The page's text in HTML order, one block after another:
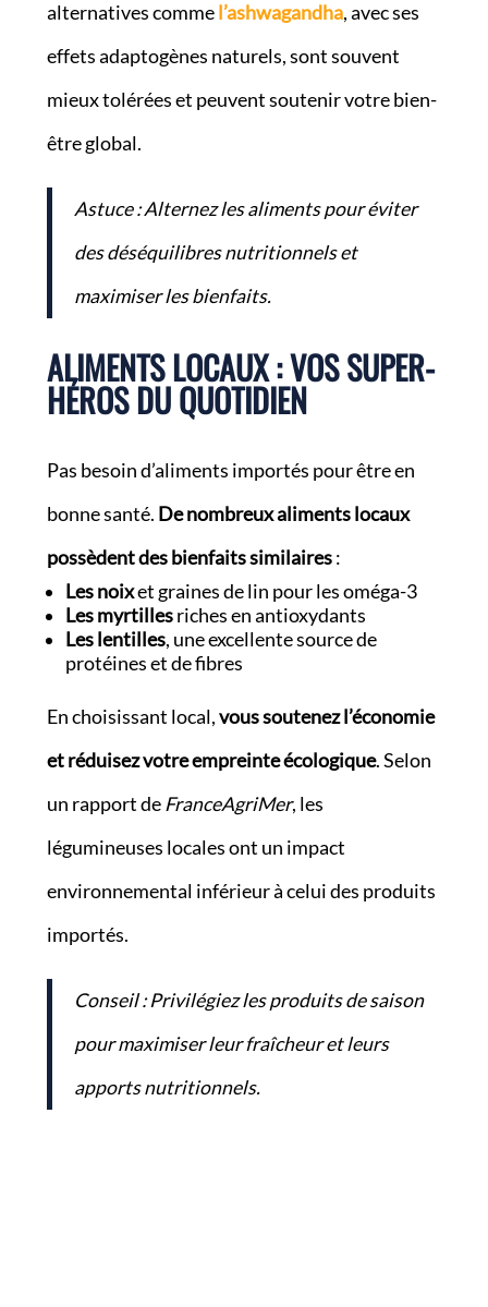
alternatives commel’ashwagandha, avec ses
effets adaptogènes naturels, sont souvent
mieux tolérées et peuvent soutenir votre bien-
être global.
Astuce : Alternez les aliments pour éviter
des déséquilibres nutritionnels et
maximiser les bienfaits.
ALIMENTS LOCAUX : VOS SUPER-
HÉROS DU QUOTIDIEN
Pas besoin d’aliments importés pour être en
bonne santé. De nombreux aliments locaux
possèdent des bienfaits similaires:
Les noixet graines de lin pour les oméga-3
Les myrtillesriches en antioxydants
Les lentilles, une excellente source de
protéines et de fibres
En choisissant local,vous soutenez l’économie
et réduisez votre empreinte écologique. Selon
un rapport deFranceAgriMer, les
légumineuses locales ont un impact
environnemental inférieur à celui des produits
importés.
Conseil : Privilégiez les produits de saison
pour maximiser leur fraîcheur et leurs
apports nutritionnels.